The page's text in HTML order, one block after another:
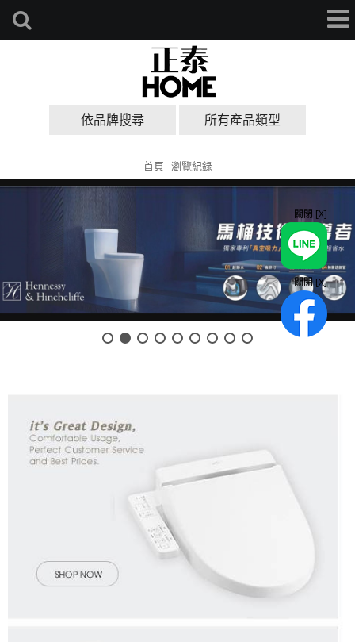
依品牌搜尋 所有產品類型
首頁 瀏覽紀錄
關閉 [X]
關閉 [X]